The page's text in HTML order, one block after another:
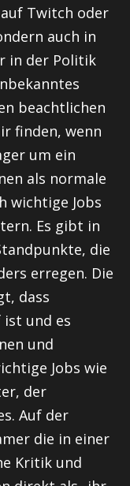
Twitch oder
auch in
in der Politik
beachtlichen
finden, wenn
um ein
als normale
wichtige Jobs
Es gibt in
die
erregen. Die
dass
und es
und
Jobs wie
der
Auf der
die in einer
Kritik und